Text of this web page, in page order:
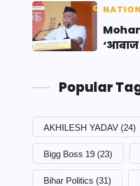
Popular
AKHILESH YADAV (24)
Bigg Boss 19 (23)
Bihar Politics (31)